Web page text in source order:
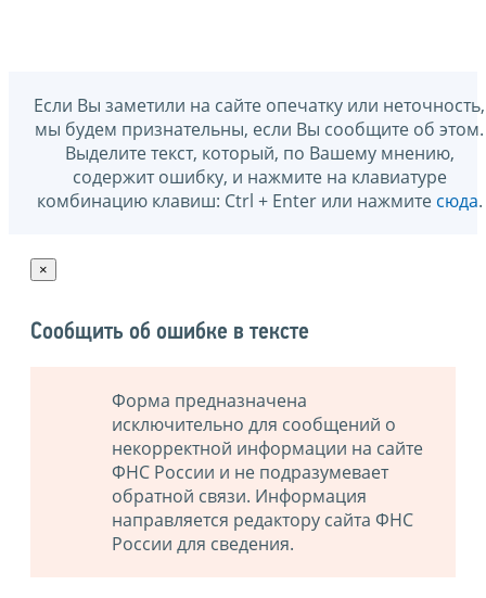
Если Вы заметили на сайте опечатку или неточность,
мы будем признательны, если Вы сообщите об этом.
Выделите текст, который, по Вашему мнению,
содержит ошибку, и нажмите на клавиатуре
комбинацию клавиш: Ctrl + Enter или нажмите сюда.
×
Сообщить об ошибке в тексте
Форма предназначена
исключительно для сообщений о
некорректной информации на сайте
ФНС России и не подразумевает
обратной связи. Информация
направляется редактору сайта ФНС
России для сведения.